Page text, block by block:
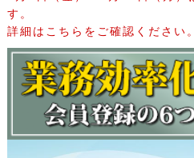
す。
詳細はこちらをご確認ください。